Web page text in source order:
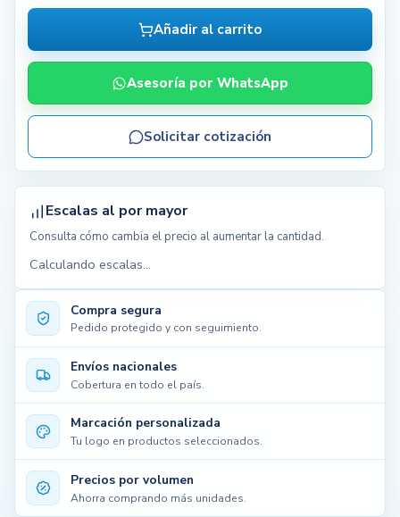
Compra segura
Pedido protegido y con seguimiento.
Envíos nacionales
Cobertura en todo el país.
Marcación personalizada
Tu logo en productos seleccionados.
Precios por volumen
Ahorra comprando más unidades.
Añadir al carrito
Asesoría por WhatsApp
Solicitar cotización
Escalas al por mayor
Consulta cómo cambia el precio al aumentar la cantidad.
Calculando escalas...